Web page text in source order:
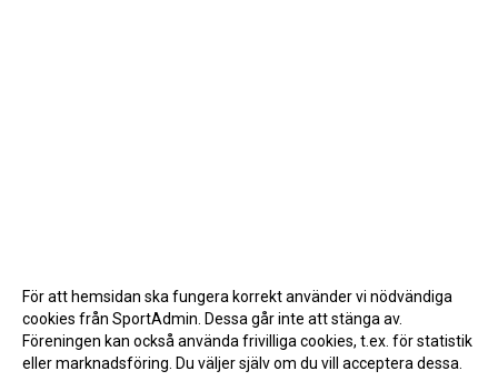
För att hemsidan ska fungera korrekt använder vi nödvändiga
cookies från SportAdmin. Dessa går inte att stänga av.
Föreningen kan också använda frivilliga cookies, t.ex. för statistik
eller marknadsföring. Du väljer själv om du vill acceptera dessa.